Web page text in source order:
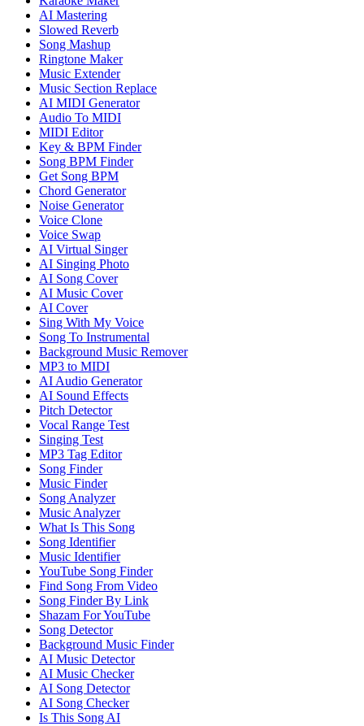
AI Mastering
Slowed Reverb
Song Mashup
Ringtone Maker
Music Extender
Music Section Replace
AI MIDI Generator
Audio To MIDI
MIDI Editor
Key & BPM Finder
Song BPM Finder
Get Song BPM
Chord Generator
Noise Generator
Voice Clone
Voice Swap
AI Virtual Singer
AI Singing Photo
AI Song Cover
AI Music Cover
AI Cover
Sing With My Voice
Song To Instrumental
Background Music Remover
MP3 to MIDI
AI Audio Generator
AI Sound Effects
Pitch Detector
Vocal Range Test
Singing Test
MP3 Tag Editor
Song Finder
Music Finder
Song Analyzer
Music Analyzer
What Is This Song
Song Identifier
Music Identifier
YouTube Song Finder
Find Song From Video
Song Finder By Link
Shazam For YouTube
Song Detector
Background Music Finder
AI Music Detector
AI Music Checker
AI Song Detector
AI Song Checker
Is This Song AI